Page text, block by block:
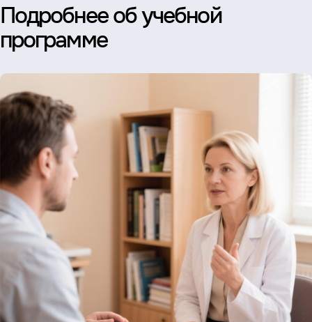
Подробнее об учебной
программе